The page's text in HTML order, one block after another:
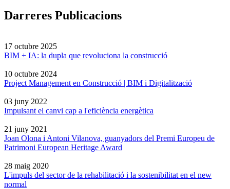
Darreres Publicacions
17 octubre 2025
BIM + IA: la dupla que revoluciona la construcció
10 octubre 2024
Project Management en Construcció | BIM i Digitalització
03 juny 2022
Impulsant el canvi cap a l'eficiència energètica
21 juny 2021
Joan Olona i Antoni Vilanova, guanyadors del Premi Europeu de
Patrimoni European Heritage Award
28 maig 2020
L'impuls del sector de la rehabilitació i la sostenibilitat en el new
normal